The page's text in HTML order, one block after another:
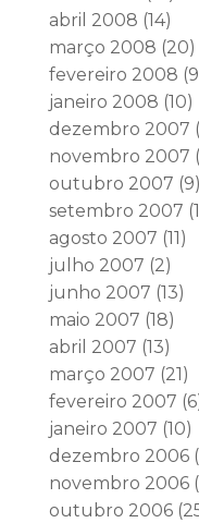
abril 2008 (14)
março 2008 (20)
fevereiro 2008
janeiro 2008 (10)
dezembro 2007
novembro 2007
outubro 2007 (9)
setembro 2007
agosto 2007 (11)
julho 2007 (2)
junho 2007 (13)
maio 2007 (18)
abril 2007 (13)
março 2007 (21)
fevereiro 2007
janeiro 2007 (10)
dezembro 2006
novembro 2006
outubro 2006